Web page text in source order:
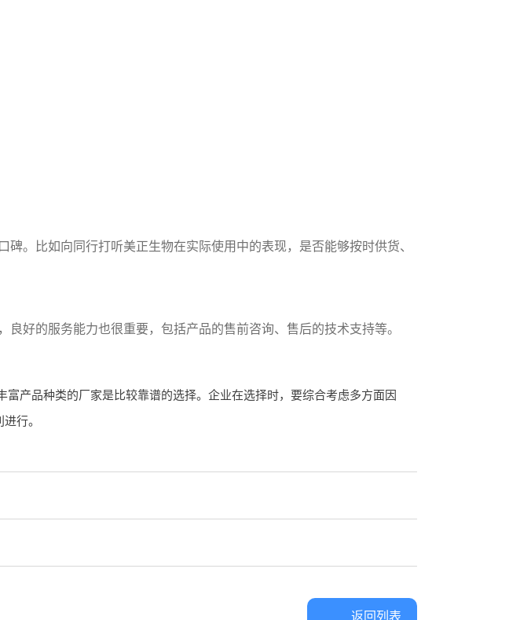
。比如向同行打听美正生物在实际使用中的表现，是否能够按时供货、
好的服务能力也很重要，包括产品的售前咨询、售后的技术支持等。
产品种类的厂家是比较靠谱的选择。企业在选择时，要综合考虑多方面因
行。
返回列表